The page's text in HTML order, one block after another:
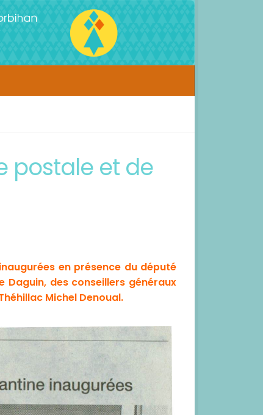
postale et de
en présence du député
des conseillers généraux
Michel Denoual.